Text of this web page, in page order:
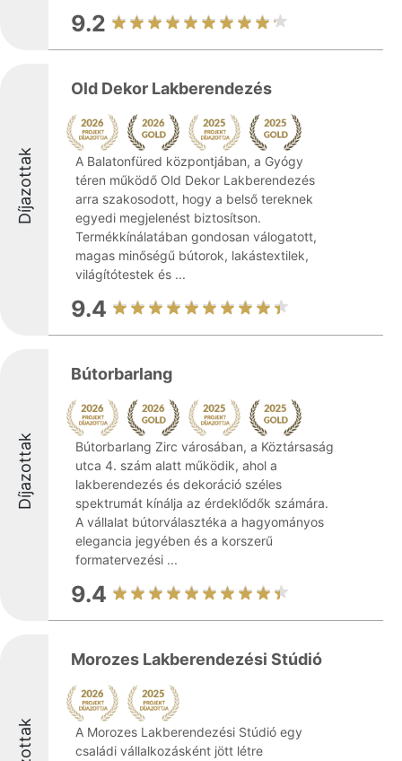
9.2
Díjazottak
Old Dekor Lakberendezés
A Balatonfüred központjában, a Gyógy
téren működő Old Dekor Lakberendezés
arra szakosodott, hogy a belső tereknek
egyedi megjelenést biztosítson.
Termékkínálatában gondosan válogatott,
magas minőségű bútorok, lakástextilek,
világítótestek és ...
9.4
Díjazottak
Bútorbarlang
Bútorbarlang Zirc városában, a Köztársaság
utca 4. szám alatt működik, ahol a
lakberendezés és dekoráció széles
spektrumát kínálja az érdeklődők számára.
A vállalat bútorválasztéka a hagyományos
elegancia jegyében és a korszerű
formatervezési ...
9.4
Morozes Lakberendezési Stúdió
A Morozes Lakberendezési Stúdió egy
családi vállalkozásként jött létre